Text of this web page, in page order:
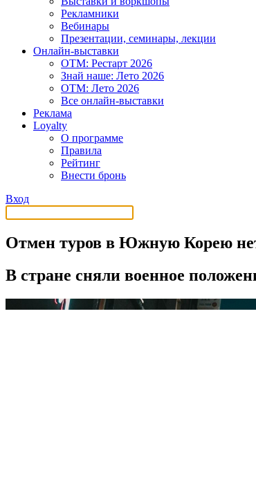
Рекламники
Вебинары
Презентации, семинары, лекции
Онлайн-выставки
OTM: Рестарт 2026
Знай наше: Лето 2026
OTM: Лето 2026
Все онлайн-выставки
Реклама
Loyalty
О программе
Правила
Рейтинг
Внести бронь
Вход
Отмен туров в Южную Корею
В стране сняли военное